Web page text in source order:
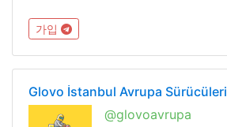
가입
Glovo İstanbul Avrupa Sürücüleri
@glovoavrupa